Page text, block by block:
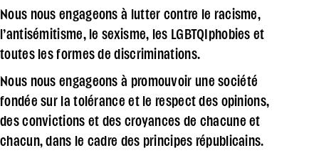
Nous nous engageons à lutter contre le racisme,
l’antisémitisme, le sexisme, les LGBTQIphobies et
toutes les formes de discriminations.
Nous nous engageons à promouvoir une société
fondée sur la tolérance et le respect des opinions,
des convictions et des croyances de chacune et
chacun, dans le cadre des principes républicains.